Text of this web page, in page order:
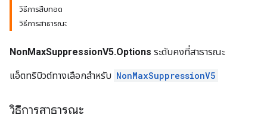
วิธีการสืบทอด
วิธีการสาธารณะ
NonMaxSuppressionV5.Options ระดับคงที่สาธารณะ
แอ็ตทริบิวต์ทางเลือกสำหรับ NonMaxSuppressionV5
วิธีการสาธารณะ